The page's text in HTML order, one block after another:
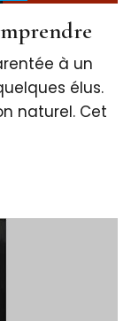
à un
élus.
naturel. Cet